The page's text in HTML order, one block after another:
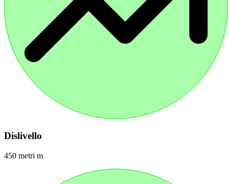
Dislivello
450 metri m